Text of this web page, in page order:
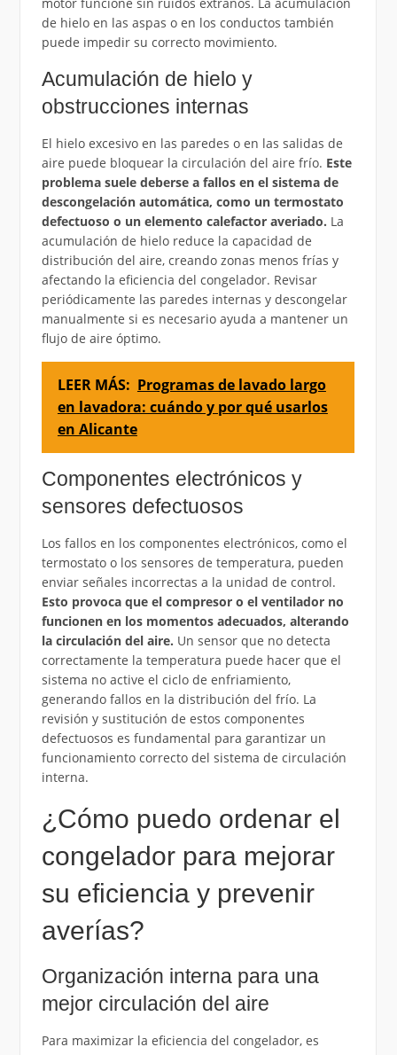
de hielo en las aspas o en los conductos también
puede impedir su correcto movimiento.
Acumulación de hielo y
obstrucciones internas
El hielo excesivo en las paredes o en las salidas de
aire puede bloquear la circulación del aire frío. Este
problema suele deberse a fallos en el sistema de
descongelación automática, como un termostato
defectuoso o un elemento calefactor averiado. La
acumulación de hielo reduce la capacidad de
distribución del aire, creando zonas menos frías y
afectando la eficiencia del congelador. Revisar
periódicamente las paredes internas y descongelar
manualmente si es necesario ayuda a mantener un
flujo de aire óptimo.
LEER MÁS: Programas de lavado largo
en lavadora: cuándo y por qué usarlos
en Alicante
Componentes electrónicos y
sensores defectuosos
Los fallos en los componentes electrónicos, como el
termostato o los sensores de temperatura, pueden
enviar señales incorrectas a la unidad de control.
Esto provoca que el compresor o el ventilador no
funcionen en los momentos adecuados, alterando
la circulación del aire. Un sensor que no detecta
correctamente la temperatura puede hacer que el
sistema no active el ciclo de enfriamiento,
generando fallos en la distribución del frío. La
revisión y sustitución de estos componentes
defectuosos es fundamental para garantizar un
funcionamiento correcto del sistema de circulación
interna.
¿Cómo puedo ordenar el
congelador para mejorar
su eficiencia y prevenir
averías?
Organización interna para una
mejor circulación del aire
Para maximizar la eficiencia del congelador, es